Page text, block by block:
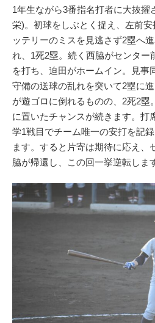
1年生ながら3番指名打者に大抜擢
栄)。初球をしぶとく捉え、左前
ッテリーのミスを見逃さず2塁へ
れ、1死2塁。続く西脇がセンター
を打ち、迫田がホームイン。見事
守備の送球の乱れを突いて2塁に
が遊ゴロに倒れるものの、2死2塁
に置いたチャンスが続きます。打
学1戦目でチーム唯一の安打を記
ます。すると片寄は期待に応え、
脇が帰還し、この回一挙逆転しま